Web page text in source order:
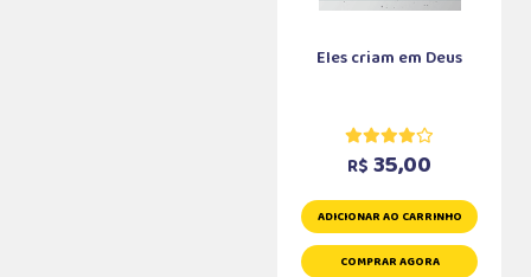
Eles criam em Deus
R$ 35,00
ADICIONAR AO CARRINHO
COMPRAR AGORA